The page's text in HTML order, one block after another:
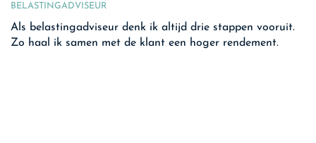
BELASTINGADVISEUR
Als belastingadviseur denk ik altijd drie stappen vooruit.
Zo haal ik samen met de klant een hoger rendement.